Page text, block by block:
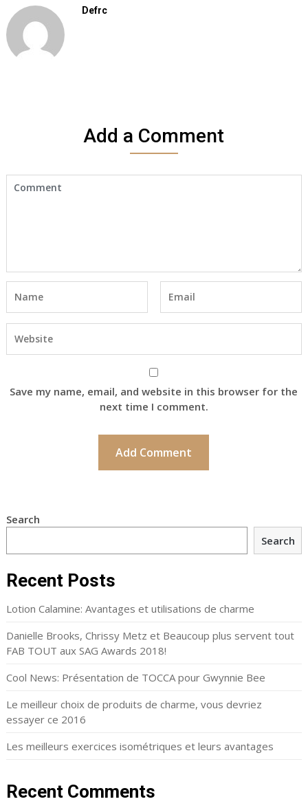
Defrc
Add a Comment
Save my name, email, and website in this browser for the
next time I comment.
Search
Search
Recent Posts
Lotion Calamine: Avantages et utilisations de charme
Danielle Brooks, Chrissy Metz et Beaucoup plus servent tout
FAB TOUT aux SAG Awards 2018!
Cool News: Présentation de TOCCA pour Gwynnie Bee
Le meilleur choix de produits de charme, vous devriez
essayer ce 2016
Les meilleurs exercices isométriques et leurs avantages
Recent Comments